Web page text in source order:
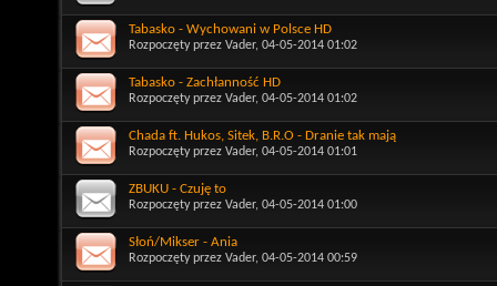
Tabasko - Wychowani w Polsce HD
Rozpoczęty przez Vader, 04-05-2014 01:02
Tabasko - Zachłanność HD
Rozpoczęty przez Vader, 04-05-2014 01:02
Chada ft. Hukos, Sitek, B.R.O - Dranie tak mają
Rozpoczęty przez Vader, 04-05-2014 01:01
ZBUKU - Czuję to
Rozpoczęty przez Vader, 04-05-2014 01:00
Słoń/Mikser - Ania
Rozpoczęty przez Vader, 04-05-2014 00:59